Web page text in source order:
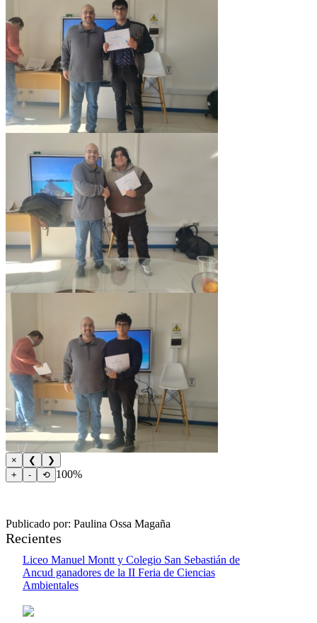
× ❮
❯
+
- ⟲ 100%
Publicado por: Paulina Ossa Magaña
Recientes
Liceo Manuel Montt y Colegio San Sebastián de
Ancud ganadores de la II Feria de Ciencias
Ambientales